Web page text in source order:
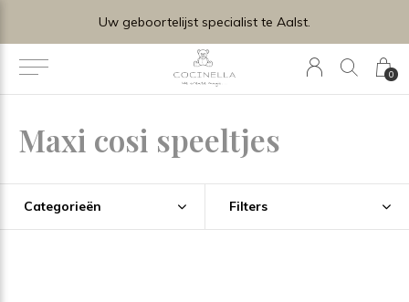
0
Uw geboortelijst specialist te Aalst.
Maxi cosi speeltjes
Categorieën Filters